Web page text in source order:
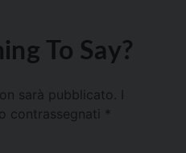
To Say?
sarà pubblicato.
contrassegnati *